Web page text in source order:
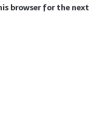
browser for the next